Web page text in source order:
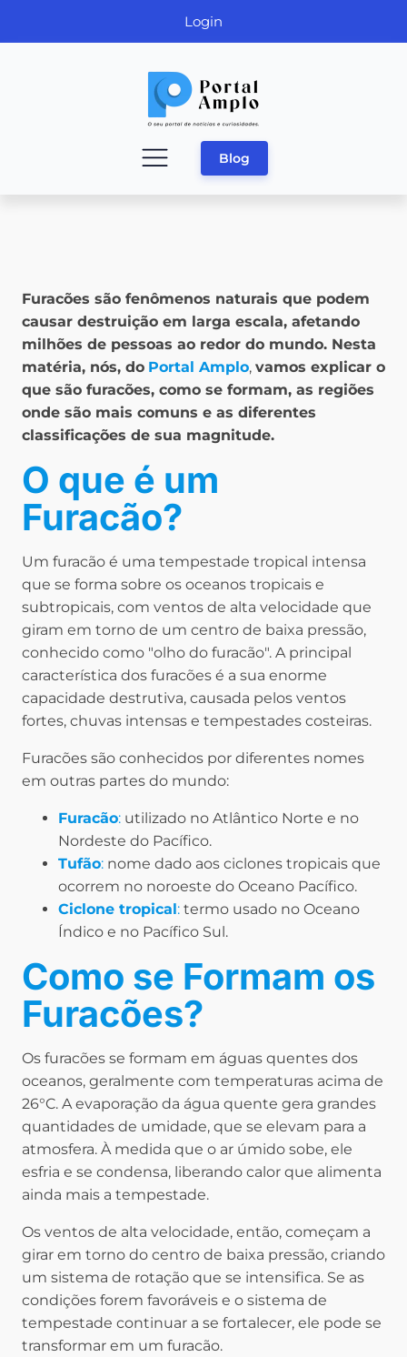
Login
Blog
Furacões são fenômenos naturais que podem
causar destruição em larga escala, afetando
milhões de pessoas ao redor do mundo. Nesta
matéria, nós, do Portal Amplo, vamos explicar o
que são furacões, como se formam, as regiões
onde são mais comuns e as diferentes
classificações de sua magnitude.
O que é um
Furacão?
Um furacão é uma tempestade tropical intensa
que se forma sobre os oceanos tropicais e
subtropicais, com ventos de alta velocidade que
giram em torno de um centro de baixa pressão,
conhecido como "olho do furacão". A principal
característica dos furacões é a sua enorme
capacidade destrutiva, causada pelos ventos
fortes, chuvas intensas e tempestades costeiras.
Furacões são conhecidos por diferentes nomes
em outras partes do mundo:
Furacão: utilizado no Atlântico Norte e no
Nordeste do Pacífico.
Tufão: nome dado aos ciclones tropicais que
ocorrem no noroeste do Oceano Pacífico.
Ciclone tropical: termo usado no Oceano
Índico e no Pacífico Sul.
Como se Formam os
Furacões?
Os furacões se formam em águas quentes dos
oceanos, geralmente com temperaturas acima de
26°C. A evaporação da água quente gera grandes
quantidades de umidade, que se elevam para a
atmosfera. À medida que o ar úmido sobe, ele
esfria e se condensa, liberando calor que alimenta
ainda mais a tempestade.
Os ventos de alta velocidade, então, começam a
girar em torno do centro de baixa pressão, criando
um sistema de rotação que se intensifica. Se as
condições forem favoráveis e o sistema de
tempestade continuar a se fortalecer, ele pode se
transformar em um furacão.